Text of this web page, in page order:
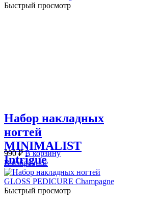
Быстрый просмотр
Набор накладных
ногтей
MINIMALIST
Intrigue
990₽ В корзину
В избранное
Быстрый просмотр